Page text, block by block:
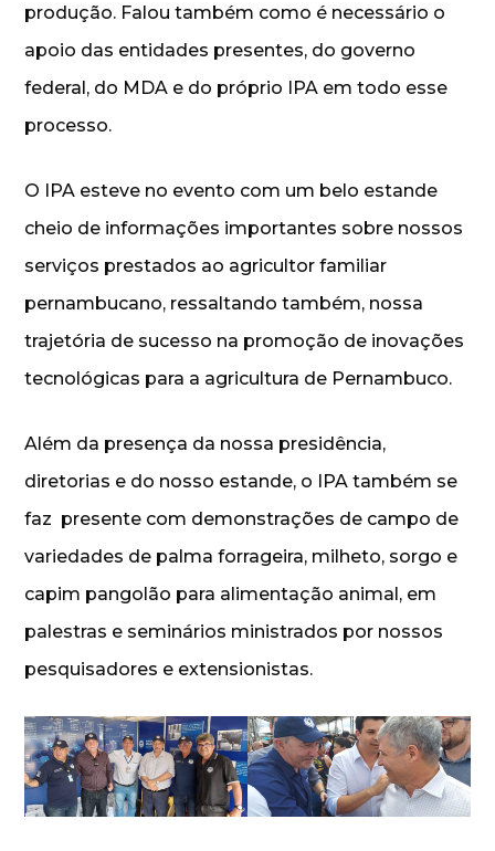
produção. Falou também como é necessário o
apoio das entidades presentes, do governo
federal, do MDA e do próprio IPA em todo esse
processo.
O IPA esteve no evento com um belo estande
cheio de informações importantes sobre nossos
serviços prestados ao agricultor familiar
pernambucano, ressaltando também, nossa
trajetória de sucesso na promoção de inovações
tecnológicas para a agricultura de Pernambuco.
Além da presença da nossa presidência,
diretorias e do nosso estande, o IPA também se
faz presente com demonstrações de campo de
variedades de palma forrageira, milheto, sorgo e
capim pangolão para alimentação animal, em
palestras e seminários ministrados por nossos
pesquisadores e extensionistas.